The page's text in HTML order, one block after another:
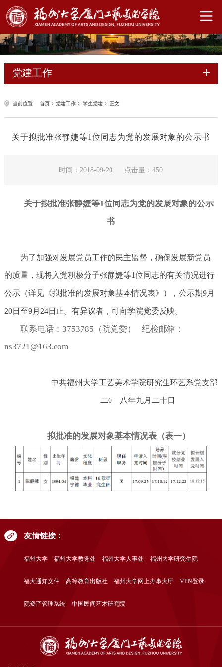
党建工作
当前位置： 首页 > 党建工作 > 学生党建 > 正文
关于拟批准张静婕等1位同志为党的发展对象的公示书
时间：2018-09-20 点击量：450
关于拟批准张静婕等1位同志为党的发展对象的公示
书
为了加强对发展党员工作的民主监督，确保发展新党员
的质量，现将入党积极分子张静婕等1位同志的有关情况进行
公示（详见《拟批准的发展对象基本情况表》），公示期9月
20日至9月24日止。有异议者，可向学院党委反映。
联系电话：3753785（院党委） 纪检邮箱：
ns3721@163.com
中共福州大学工艺美术学院研究生环艺系党支部
二0一八年九月二十日
拟批准的发展对象基本情况表（表一）
友情链接：
福州大学 福州大学教务处 福州大学人事处 福州大学研究生院
福大通知文件 高等教育出版社 福州大学网上办事大厅 VPN登录
院资产管理系统 中国民间艺术研究院